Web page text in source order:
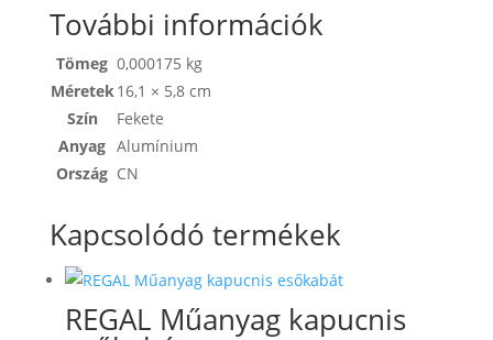
További információk
Tömeg 0,000175 kg
Méretek16,1 × 5,8 cm
Szín
Fekete
Anyag Alumínium
Ország CN
Kapcsolódó termékek
REGAL Műanyag kapucnis